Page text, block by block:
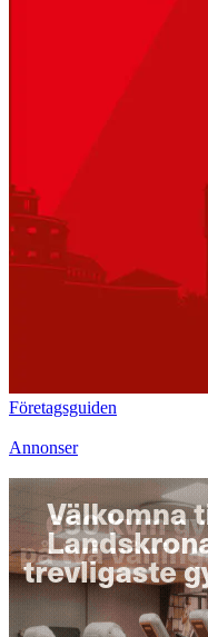
Företagsguiden
Annonser